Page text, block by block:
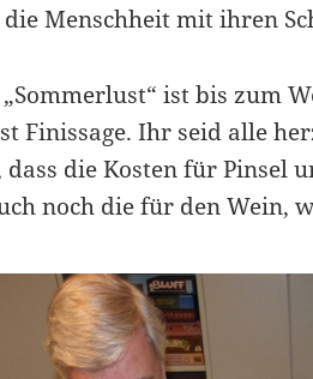
Menschheit mit ihren
ist bis zum
Finissage. Ihr seid alle
die Kosten für Pinsel
noch die für den Wein,